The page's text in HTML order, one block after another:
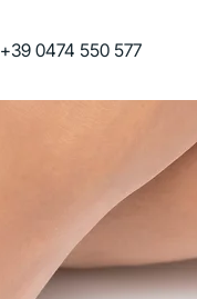
+39 0474 550 577